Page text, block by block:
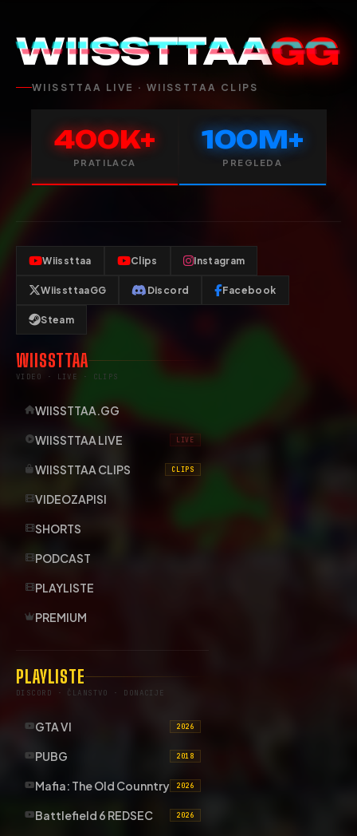
WIISSTTAAGG
WIISSTTAA LIVE · WIISSTTAA CLIPS
400K+
PRATILACA
100M+
PREGLEDA
Wiissttaa Clips Instagram
WiissttaaGG Discord Facebook
Steam
WIISSTTAA
VIDEO · LIVE · CLIPS
WIISSTTAA.GG
WIISSTTAA LIVE LIVE
WIISSTTAA CLIPS CLIPS
VIDEOZAPISI
SHORTS
PODCAST
PLAYLISTE
PREMIUM
PLAYLISTE
DISCORD · ČLANSTVO · DONACIJE
GTA VI 2026
PUBG 2018
Mafia: The Old Counntry 2026
Battlefield 6 REDSEC 2026